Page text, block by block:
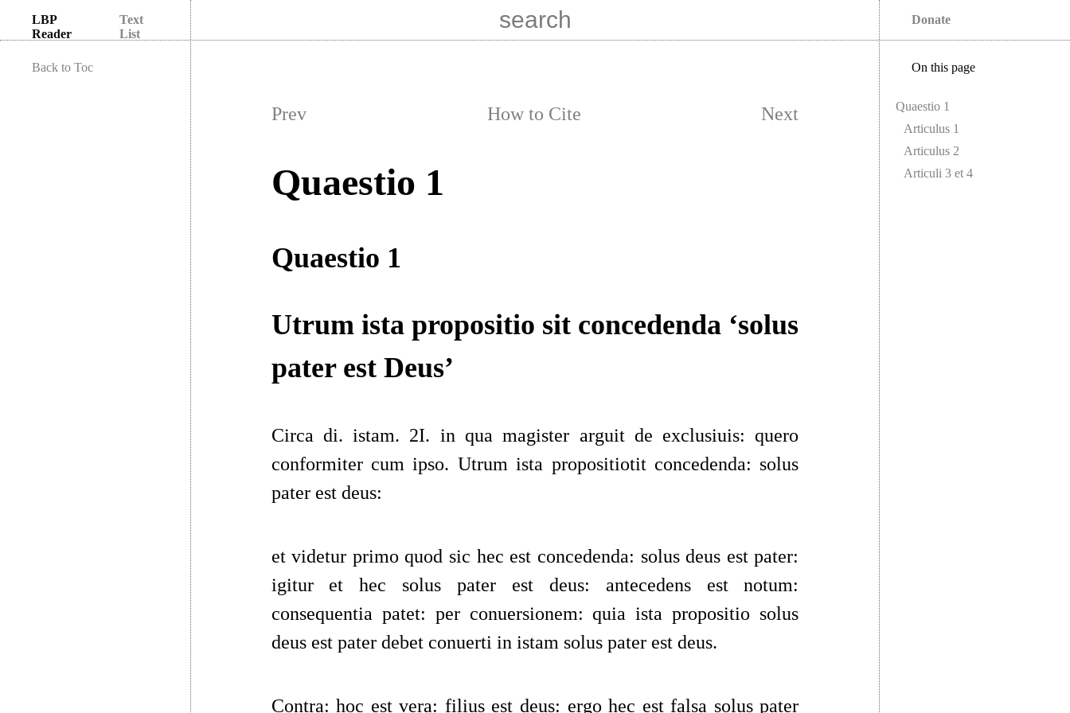
LBP
Reader
Text
List
Donate
Back to Toc
Prev How to Cite Next
Quaestio 1
Quaestio 1
Utrum ista propositio sit concedenda ‘solus
pater est Deus’
Circa di. istam. 2I. in qua magister arguit de exclusiuis: quero
conformiter cum ipso. Utrum ista propositiotit concedenda: solus
pater est deus:
et videtur primo quod sic hec est concedenda: solus deus est pater:
igitur et hec solus pater est deus: antecedens est notum:
consequentia patet: per conuersionem: quia ista propositio solus
deus est pater debet conuerti in istam solus pater est deus.
Contra: hoc est vera: filius est deus: ergo hec est falsa solus pater
On this page
Quaestio 1
Articulus 1
Articulus 2
Articuli 3 et 4